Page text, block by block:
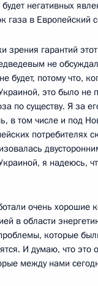
негативных
газа в Европейский
зрения гарантий
не
будет, потому что,
это было не
по существу. Я за
в том числе и под
потребителях
я надеюсь,
очень хорошие
в области
которые
И думаю, что это
между нами